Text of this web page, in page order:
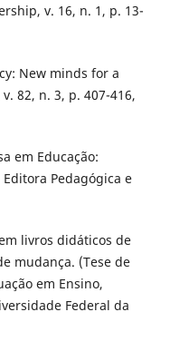
v. 16, n. 1, p. 13-
New minds for a
82, n. 3, p. 407-416,
em Educação:
Pedagógica e
livros didáticos de
mudança. (Tese de
em Ensino,
Federal da